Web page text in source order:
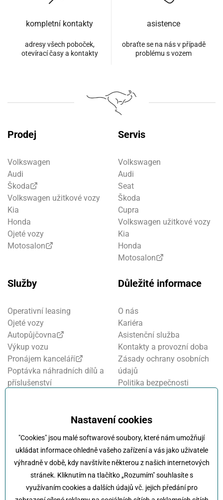
Nastavení cookies
"Cookies" jsou malé softwarové soubory, které nám umožňují
ukládat informace ohledně vašeho zařízení a vás jako uživatele
výhradně v době, kdy navštívíte některou z našich internetových
stránek. Kliknutím na tlačítko „Rozumím" souhlasíte s
využívaním cookies a dalších údajů vč. jejich předání pro
kompletní kontakty
adresy všech poboček,
otevírací časy a kontakty
asistence
obraťte se na nás v případě
problému s vozem
Prodej
Volkswagen
Audi
Škoda
Volkswagen užitkové vozy
Kia
Honda
Ojeté vozy
Motosalon
Servis
Volkswagen
Audi
Seat
Škoda
Cupra
Volkswagen užitkové vozy
Kia
Honda
Motosalon
Služby
Operativní leasing
Ojeté vozy
Autopůjčovna
Výkup vozu
Pronájem kanceláří
Poptávka náhradních dílů a
příslušenství
Důležité informace
O nás
Kariéra
Asistenční služba
Kontakty a provozní doba
Zásady ochrany osobních
údajů
Politika bezpečnosti
Oznamovací systém
Kola Klokočka - ukončení
provozu